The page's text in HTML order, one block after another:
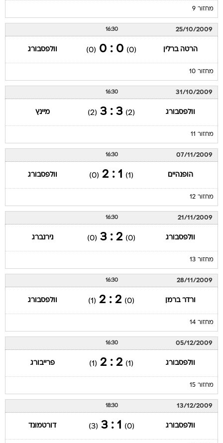
מחזור 9
25/10/2009
16:30
הרטה ברלין (0)
0 : 0
(0) וולפסבורג
מחזור 10
31/10/2009
16:30
וולפסבורג (2)
3 : 3
(2) מיינץ
מחזור 11
07/11/2009
16:30
הופנהיים (1)
1 : 2
(0) וולפסבורג
מחזור 12
21/11/2009
16:30
וולפסבורג (0)
2 : 3
(0) נירנברג
מחזור 13
28/11/2009
16:30
ורדר ברמן (0)
2 : 2
(1) וולפסבורג
מחזור 14
05/12/2009
16:30
וולפסבורג (1)
2 : 2
(1) פרייבורג
מחזור 15
13/12/2009
18:30
וולפסבורג (0)
1 : 3
(3) דורטמונד